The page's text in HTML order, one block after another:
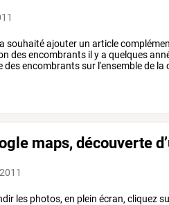
a souhaitéajouter un article
desencombrants il ya quelques
desencombrantssur l'ensemblede la
maps, découverte
les photos, en plein écran, cliquez